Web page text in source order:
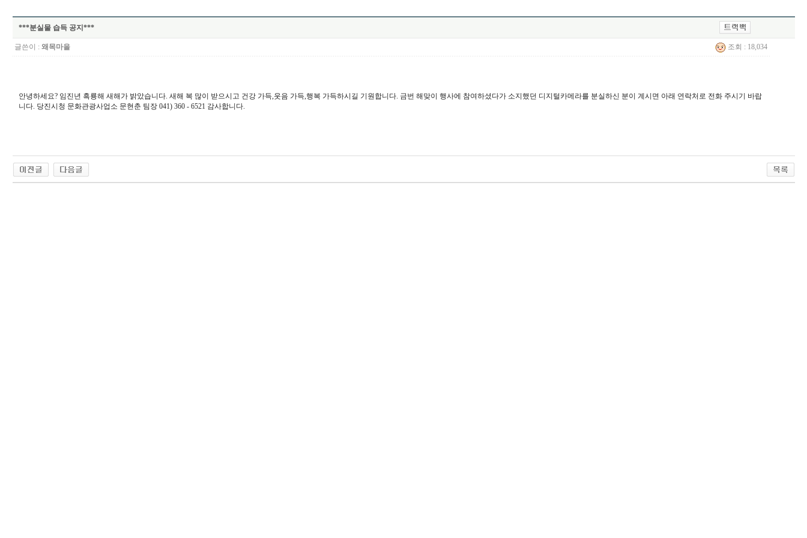
***분실물 습득 공지***
글쓴이 : 왜목마을 조회 : 18,034
안녕하세요? 임진년 흑룡해 새해가 밝았습니다. 새해 복 많이 받으시고 건강 가득,웃음 가득,행복 가득하시길 기원합니다. 금번 해맞이 행사에 참여하셨다가 소지했던 디지털카메라를 분실하신 분이 계시면 아래 연락처로 전화 주시기 바랍
니다. 당진시청 문화관광사업소 문현춘 팀장 041) 360 - 6521 감사합니다.